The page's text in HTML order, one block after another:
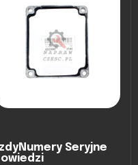
Numery Seryjne